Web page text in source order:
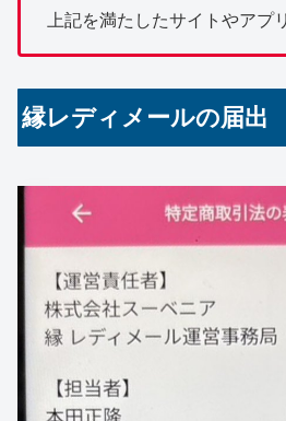
上記を満たしたサイトやアプ
縁レディメールの届出